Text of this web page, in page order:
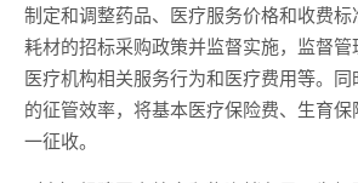
制定和调整药品、医疗服务价格和收费
耗材的招标采购政策并监督实施，监督
医疗机构相关服务行为和医疗费用等。
的征管效率，将基本医疗保险费、生育
一征收。